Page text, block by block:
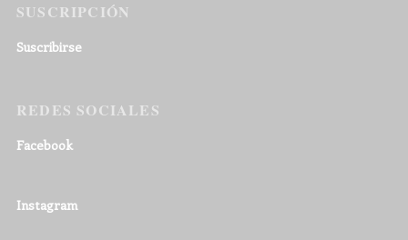
SUSCRIPCIÓN
Suscribirse
REDES SOCIALES
Facebook
Instagram